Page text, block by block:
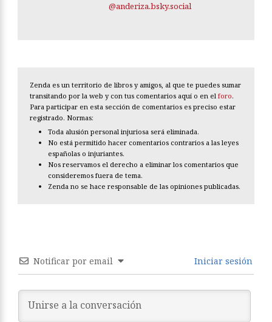
@anderiza.bsky.social
Zenda es un territorio de libros y amigos, al que te puedes sumar
transitando por la web y con tus comentarios aquí o en el foro.
Para participar en esta sección de comentarios es preciso estar
registrado. Normas:
Toda alusión personal injuriosa será eliminada.
No está permitido hacer comentarios contrarios a las leyes
españolas o injuriantes.
Nos reservamos el derecho a eliminar los comentarios que
consideremos fuera de tema.
Zenda no se hace responsable de las opiniones publicadas.
Notificar por email Iniciar sesión